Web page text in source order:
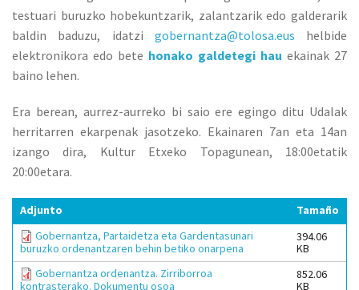
testuari buruzko hobekuntzarik, zalantzarik edo galderarik
baldin baduzu, idatzi gobernantza@tolosa.eus helbide
elektronikora edo bete honako galdetegi hau ekainak 27
baino lehen.
Era berean, aurrez-aurreko bi saio ere egingo ditu Udalak
herritarren ekarpenak jasotzeko. Ekainaren 7an eta 14an
izango dira, Kultur Etxeko Topagunean, 18:00etatik
20:00etara.
Adjunto
Tamaño
Gobernantza, Partaidetza eta Gardentasunari
buruzko ordenantzaren behin betiko onarpena
394.06
KB
Gobernantza ordenantza. Zirriborroa
kontrasterako. Dokumentu osoa
852.06
KB